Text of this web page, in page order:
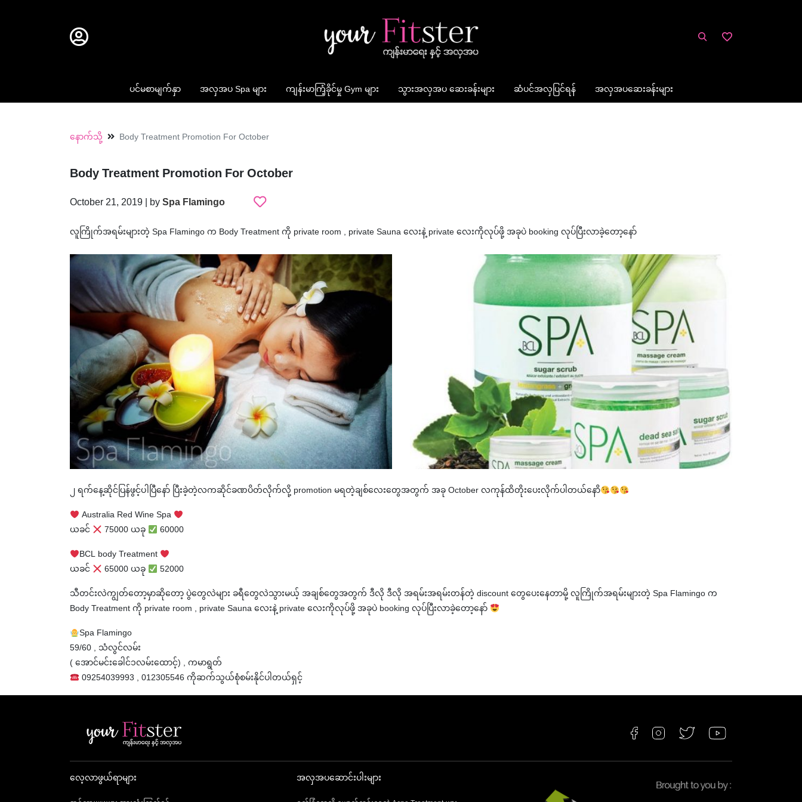
ပင်မစာမျက်နှာ အလှအပ Spa များ ကျန်းမာကြံ့ခိုင်မှု Gym များ သွားအလှအပ ဆေးခန်းများ ဆံပင်အလှပြင်ရန် အလှအပဆေးခန်းများ
နောက်သို့ Body Treatment Promotion For October
Body Treatment Promotion For October
October 21, 2019 | bySpa Flamingo
လူကြိုက်အရမ်းများတဲ့ Spa Flamingo က Body Treatment ကို private room , private Sauna လေးနဲ့ private လေးကိုလုပ်ဖို့ အခုပဲ booking လုပ်ပြီးလာခဲ့တော့နော်
၂ ရက်နေ့ဆိုင်ပြန်ဖွင့်ပါပြီနော် ပြီးခဲ့တဲ့လကဆိုင်ခဏပိတ်လိုက်လို့ promotion မရတဲ့ချစ်လေးတွေအတွက် အခု October လကုန်ထိတိုးပေးလိုက်ပါတယ်နောိ
Australia Red Wine Spa
ယခင်
75000 ယခု
60000
BCL body Treatment
ယခင်
65000 ယခု
52000
သီတင်းလဲကျွတ်တော့မှာဆိုတော့ ပွဲတွေလဲများ ခရီတွေလဲသွားမယ့် အချစ်တွေအတွက် ဒီလို ဒီလို အရမ်းအရမ်းတန်တဲ့ discount တွေပေးနေတာမို့ လူကြိုက်အရမ်းများတဲ့ Spa Flamingo က
Body Treatment ကို private room , private Sauna လေးနဲ့ private လေးကိုလုပ်ဖို့ အခုပဲ booking လုပ်ပြီးလာခဲ့တော့နော်
Spa Flamingo
59/60 , သံလွင်လမ်း
( အောင်မင်းခေါင်၁လမ်းထောင့်) , ကမာရွတ်
09254039993 , 012305546 ကိုဆက်သွယ်စုံစမ်းနိုင်ပါတယ်ရှင့်
လေ့လာဖွယ်ရာများ အလှအပဆောင်းပါးများ